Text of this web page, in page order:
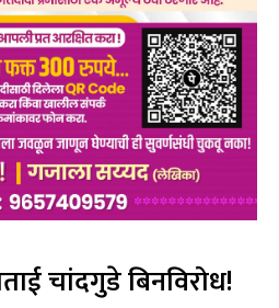
चांदगुडे बिनविरोध!